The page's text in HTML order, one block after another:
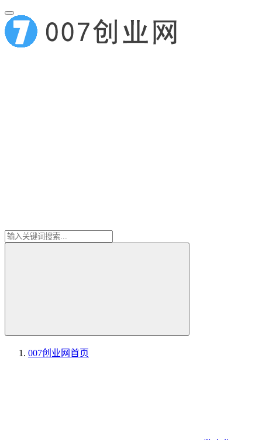
007创业网首页